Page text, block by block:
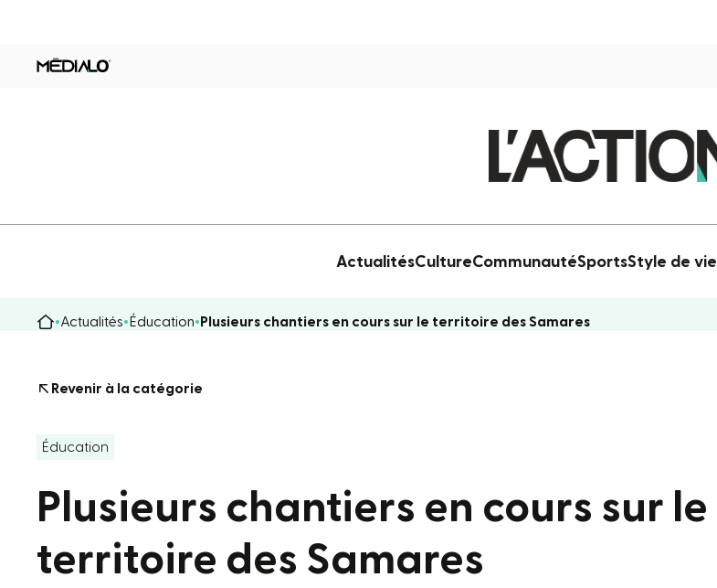
ActualitésCultureCommunautéSportsStyle de vie
Actualités Éducation Plusieurs chantiers en cours sur le territoire des Samares
Revenir à la catégorie
Éducation
Plusieurs chantiers en cours sur le
territoire des Samares